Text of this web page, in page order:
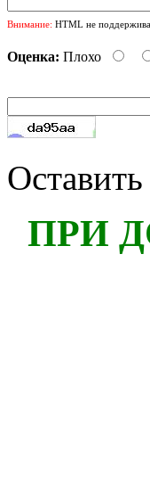
Внимание: HTML не
Оценка: Плохо
ПРИ